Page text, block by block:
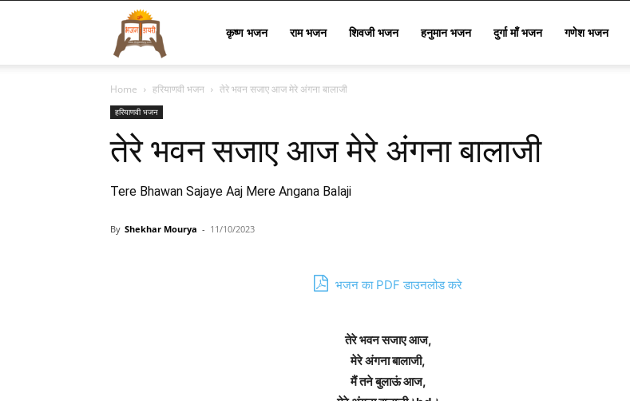
Lyrics
कृष्ण भजन राम भजन शिवजी भजन हनुमान भजन दुर्गा माँ भजन गणेश भजन
Home हरियाणवी भजन तेरे भवन सजाए आज मेरे अंगना बालाजी
हरियाणवी भजन
तेरे भवन सजाए आज मेरे अंगना बालाजी
Tere Bhawan Sajaye Aaj Mere Angana Balaji
By Shekhar Mourya - 11/10/2023
भजन का PDF डाउनलोड करे
तेरे भवन सजाए आज,
मेरे अंगना बालाजी,
मैं तने बुलाऊं आज,